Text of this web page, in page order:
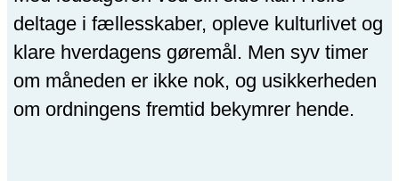
deltage i fællesskaber, opleve kulturlivet og
klare hverdagens gøremål. Men syv timer
om måneden er ikke nok, og usikkerheden
om ordningens fremtid bekymrer hende.